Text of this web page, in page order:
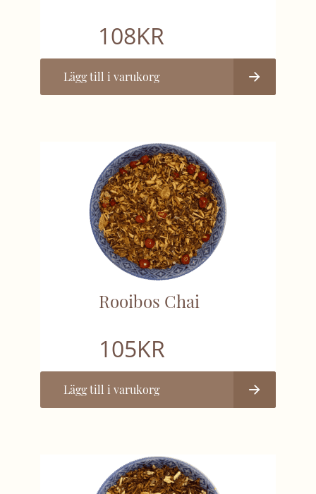
108KR
Lägg till i varukorg
Rooibos Chai
105KR
Lägg till i varukorg